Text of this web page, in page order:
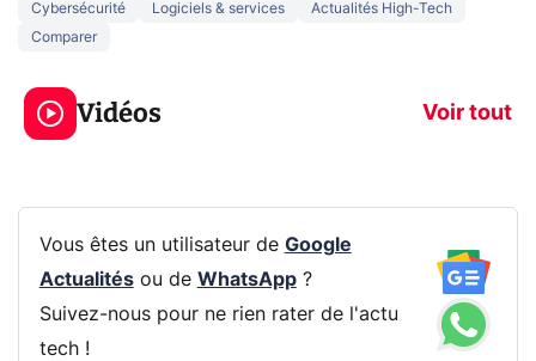
Cybersécurité Logiciels & services
Actualités High-Tech
Comparer
Vidéos Voir tout
3 écrans en 1 pour
319€ ? Voici L'AOC
CQ32G4ZA !
prochaine
Vous êtes un utilisateur de Google
Actualitésou de WhatsApp?
Suivez-nous pour ne rien rater de l'actu
tech !